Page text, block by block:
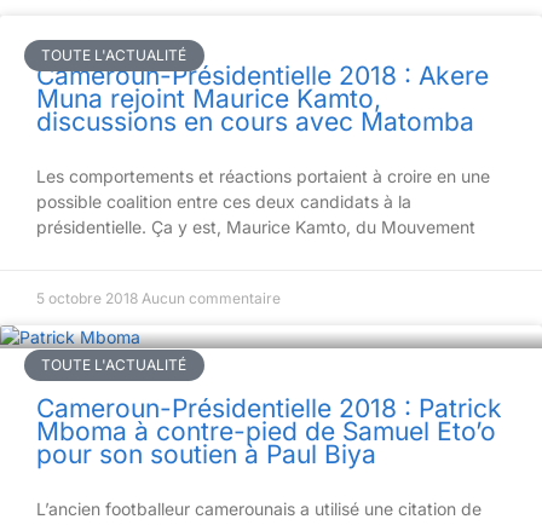
TOUTE L'ACTUALITÉ
Cameroun-Présidentielle 2018 : Akere
Muna rejoint Maurice Kamto,
discussions en cours avec Matomba
Les comportements et réactions portaient à croire en une
possible coalition entre ces deux candidats à la
présidentielle. Ça y est, Maurice Kamto, du Mouvement
5 octobre 2018 Aucun commentaire
TOUTE L'ACTUALITÉ
Cameroun-Présidentielle 2018 : Patrick
Mboma à contre-pied de Samuel Eto’o
pour son soutien à Paul Biya
L’ancien footballeur camerounais a utilisé une citation de